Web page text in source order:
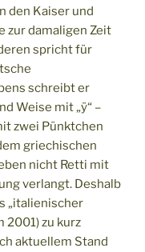
den Kaiser und
zur damaligen Zeit
spricht für
schreibt er
Weise mit „ÿ“ –
zwei Pünktchen
griechischen
nicht Retti mit
verlangt. Deshalb
„italienischer
2001) zu kurz
aktuellem Stand